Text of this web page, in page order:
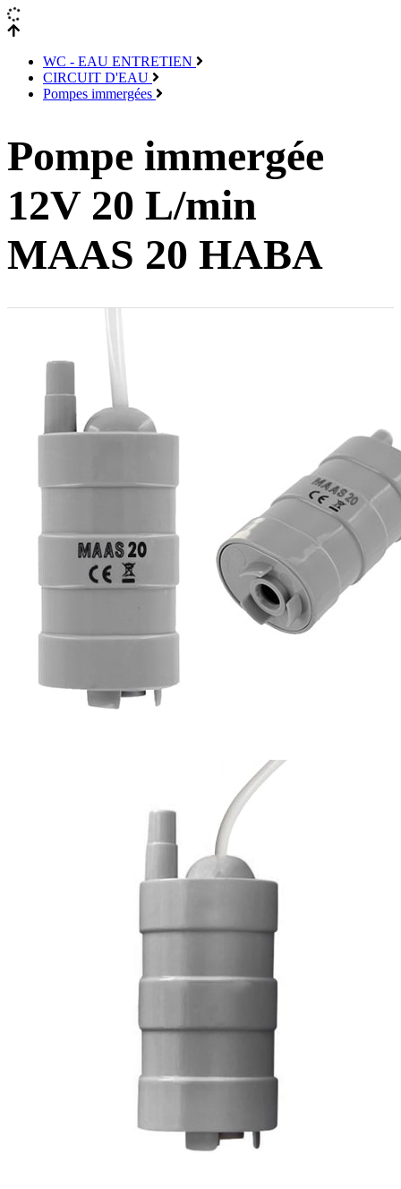
WC - EAU ENTRETIEN
CIRCUIT D'EAU
Pompes immergées
Pompe immergée
12V 20 L/min
MAAS 20 HABA